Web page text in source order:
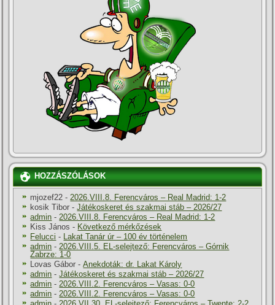
HOZZÁSZÓLÁSOK
mjozef22 -2026.VIII.8. Ferencváros – Real Madrid: 1-2
kosik Tibor -Játékoskeret és szakmai stáb – 2026/27
admin -2026.VIII.8. Ferencváros – Real Madrid: 1-2
Kiss János - Következő mérkőzések
Felucci - Lakat Tanár úr – 100 év történelem
admin -2026.VIII.5. EL-selejtező: Ferencváros – Górnik
Zabrze: 1-0
Lovas Gábor -Anekdoták: dr. Lakat Károly
admin -Játékoskeret és szakmai stáb – 2026/27
admin -2026.VIII.2. Ferencváros – Vasas: 0-0
admin -2026.VIII.2. Ferencváros – Vasas: 0-0